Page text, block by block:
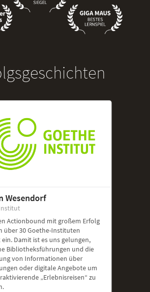
Wesendorf
Actionbound mit großem Erfolg
über 30 Goethe-Instituten
Damit ist es uns gelungen,
Bibliotheksführungen und die
von Informationen über
oder digitale Angebote um
„Erlebnisreisen“ zu